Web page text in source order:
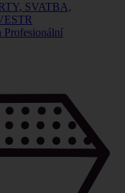
SVATBA,
Profesionální